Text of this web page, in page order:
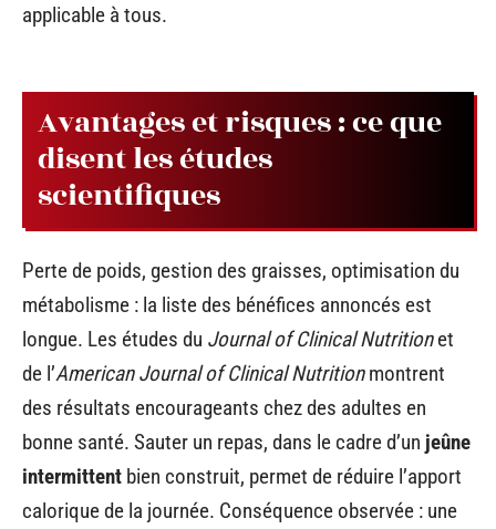
applicable à tous.
Avantages et risques : ce que
disent les études
scientifiques
Perte de poids, gestion des graisses, optimisation du
métabolisme : la liste des bénéfices annoncés est
longue. Les études du Journal of Clinical Nutritionet
de l’American Journal of Clinical Nutritionmontrent
des résultats encourageants chez des adultes en
bonne santé. Sauter un repas, dans le cadre d’un jeûne
intermittent bien construit, permet de réduire l’apport
calorique de la journée. Conséquence observée : une